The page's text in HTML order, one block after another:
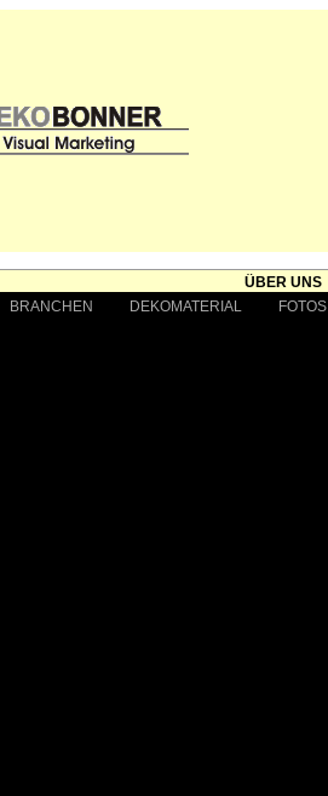
ÜBER UNS
BRANCHEN DEKOMATERIAL FOTOS